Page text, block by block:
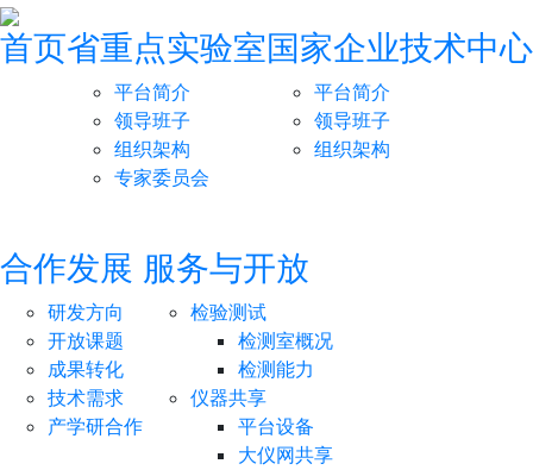
首页省重点实验室
平台简介
领导班子
组织架构
专家委员会
国家企业技术中心
平台简介
领导班子
组织架构
合作发展
研发方向
开放课题
成果转化
技术需求
产学研合作
服务与开放
检验测试
检测室概况
检测能力
仪器共享
平台设备
大仪网共享